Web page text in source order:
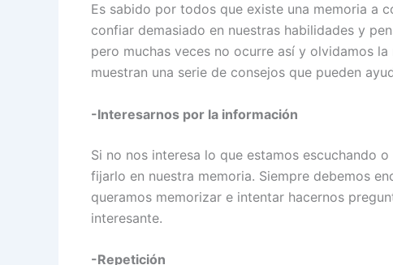
Es sabido por todos que existe una memoria a
confiar demasiado en nuestras habilidades y
pero muchas veces no ocurre así y olvidamos
muestran una serie de consejos que pueden
-Interesarnos por la información
Si no nos interesa lo que estamos escuchando
fijarlo en nuestra memoria. Siempre debemos
queramos memorizar e intentar hacernos
interesante.
-Repetición